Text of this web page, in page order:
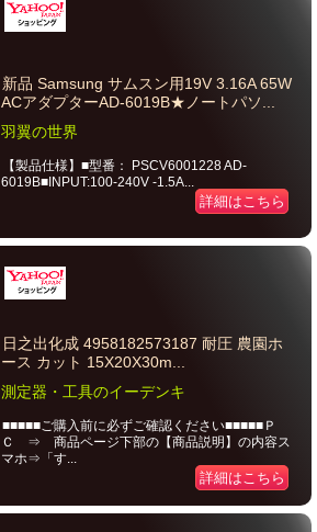
新品 Samsung サムスン用19V 3.16A 65W
ACアダプターAD-6019B★ノートパソ...
羽翼の世界
【製品仕様】■型番： PSCV6001228 AD-
6019B■INPUT:100-240V -1.5A...
詳細はこちら
日之出化成 4958182573187 耐圧 農園ホ
ース カット 15X20X30m...
測定器・工具のイーデンキ
■■■■■ご購入前に必ずご確認ください■■■■■Ｐ
Ｃ ⇒ 商品ページ下部の【商品説明】の内容ス
マホ⇒「す...
詳細はこちら